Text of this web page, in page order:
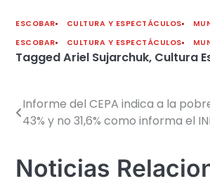
ESCOBAR CULTURA Y ESPECTÁCULOS
ESCOBAR
CULTURA Y ESPECTÁCULOS
TaggedAriel Sujarchuk, Cultura
Navegación
entradas
Informe del CEPA indica a la
43% y no 31,6% como informa el
Noticias